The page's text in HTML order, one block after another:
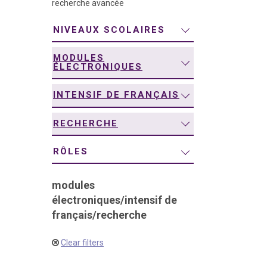
recherche avancée
NIVEAUX SCOLAIRES
MODULES
ÉLECTRONIQUES
INTENSIF DE FRANÇAIS
RECHERCHE
RÔLES
modules
électroniques/intensif de
français/recherche
Clear filters